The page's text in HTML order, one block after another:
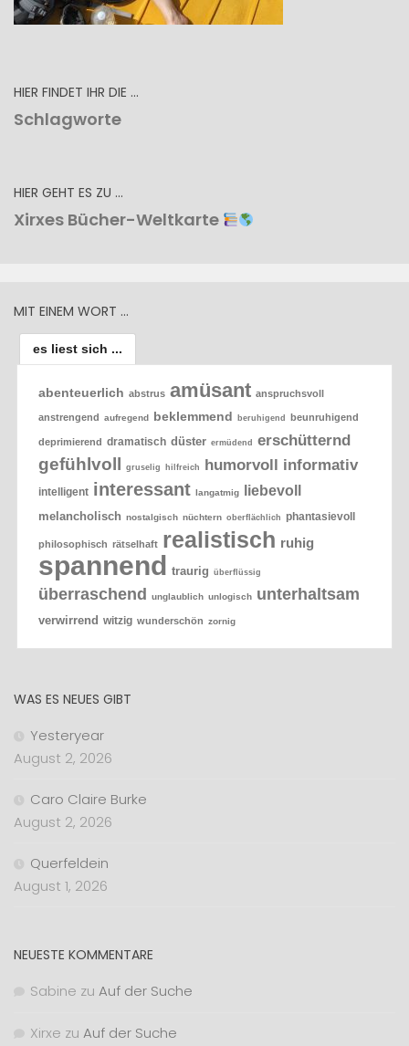
HIER FINDET IHR DIE …
Schlagworte
HIER GEHT ES ZU …
Xirxes Bücher-Weltkarte
MIT EINEM WORT …
es liest sich ...
abenteuerlich abstrus amüsant anspruchsvoll
anstrengend aufregend beklemmend beruhigend beunruhigend
deprimierend dramatisch düster ermüdend erschütternd
gefühlvoll gruselig hilfreich humorvoll informativ
intelligent interessant langatmig liebevoll
melancholisch nostalgisch nüchtern oberflächlich phantasievoll
philosophisch rätselhaft realistisch ruhig
spannend traurig überflüssig
überraschend unglaublich unlogisch unterhaltsam
verwirrend witzig wunderschön zornig
WAS ES NEUES GIBT
Yesteryear
August 2, 2026
Caro Claire Burke
August 2, 2026
Querfeldein
August 1, 2026
NEUESTE KOMMENTARE
Sabine zu Auf der Suche
Xirxe zu Auf der Suche